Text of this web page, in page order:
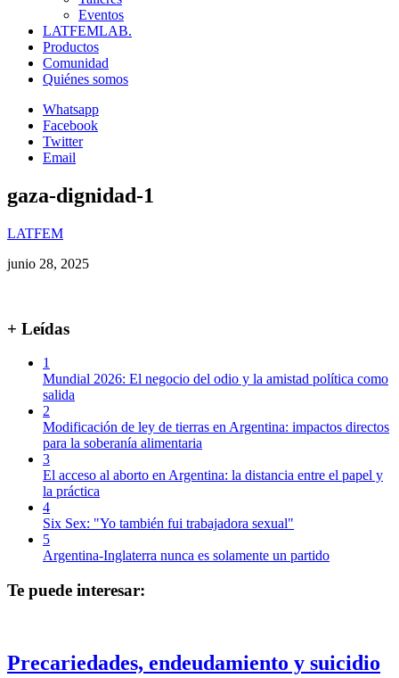
Eventos
LATFEMLAB.
Productos
Comunidad
Quiénes somos
Whatsapp
Facebook
Twitter
Email
gaza-dignidad-1
LATFEM
junio 28, 2025
+ Leídas
1
Mundial 2026: El negocio del odio y la amistad política como
salida
2
Modificación de ley de tierras en Argentina: impactos directos
para la soberanía alimentaria
3
El acceso al aborto en Argentina: la distancia entre el papel y
la práctica
4
Six Sex: "Yo también fui trabajadora sexual"
5
Argentina-Inglaterra nunca es solamente un partido
Te puede interesar:
Precariedades, endeudamiento y suicidio